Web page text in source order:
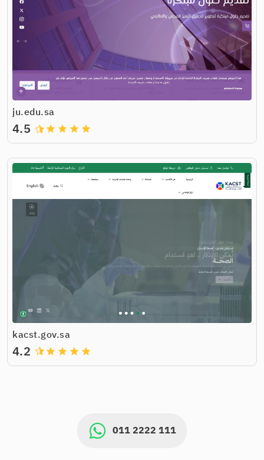
ju.edu.sa
grade
grade
grade
grade
4.5
kacst.gov.sa
grade
grade
grade
grade
4.2
011 2222 111